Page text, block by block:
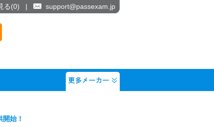
始！
る(0) | support@passexam.jp